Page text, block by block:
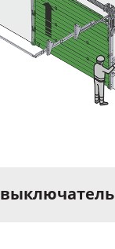
выключатель